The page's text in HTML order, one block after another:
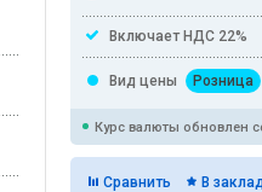
Включает НДС 22%
Вид цены Розница
Курс валюты обновлен
Сравнить В